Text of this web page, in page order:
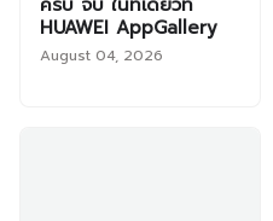
HUAWEI AppGallery
August 04, 2026